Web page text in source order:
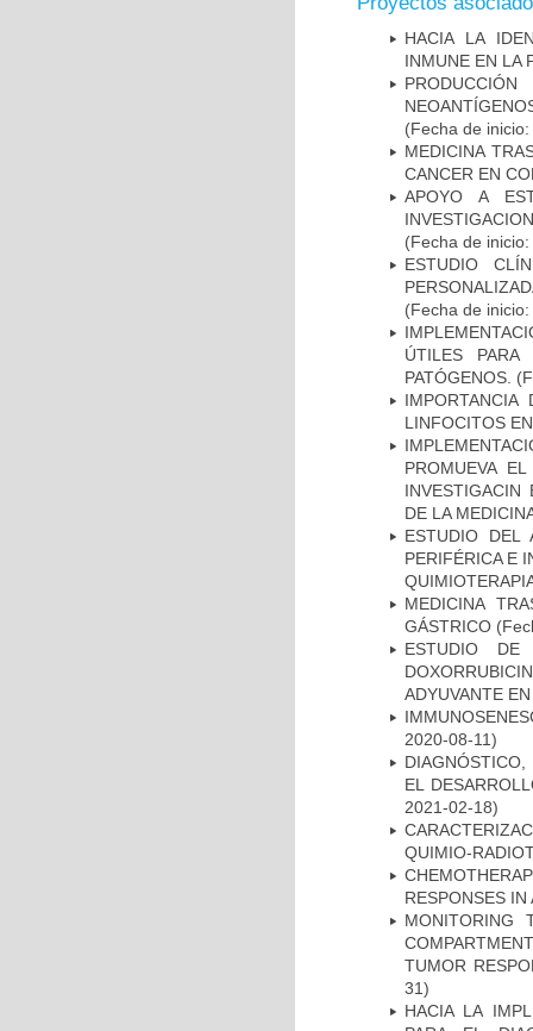
HACIA LA
INMUNE EN LA
(Fecha de
MEDICINA
CANCER EN
APOYO A
(Fecha de
ESTUDIO
(Fecha de
ÚTILES
PATÓGENOS.
LINFOCITOS
PROMUEVA
INVESTIGACIN
DE LA
ESTUDIO DEL
PERIFÉRICA E
MEDICINA
GÁSTRICO
ESTUDIO DE
ADYUVANTE
2020-08-11)
EL
2021-02-18)
QUIMIO-
RESPONSES IN
MONITORING
TUMOR
31)
HACIA LA